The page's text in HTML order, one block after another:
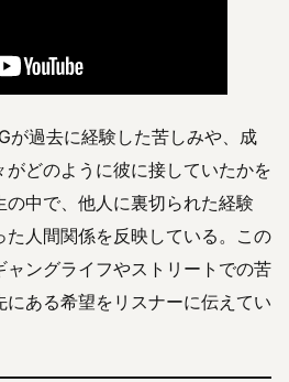
が過去に経験した苦しみや、成
どのように彼に接していたかを
中で、他人に裏切られた経験
人間関係を反映している。この
ャングライフやストリートでの苦
ある希望をリスナーに伝えてい